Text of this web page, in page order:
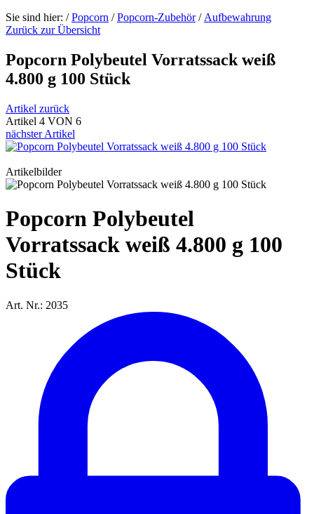
Sie sind hier: /Popcorn /Popcorn-Zubehör/ Aufbewahrung
Zurück zur Übersicht
Popcorn Polybeutel Vorratssack weiß
4.800 g 100 Stück
Artikel zurück
Artikel 4 VON 6
nächster Artikel
Artikelbilder
Popcorn Polybeutel
Vorratssack weiß 4.800 g 100
Stück
Art. Nr.: 2035